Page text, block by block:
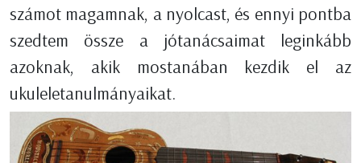
számot magamnak, a nyolcast, és ennyi pontba
szedtem össze a jótanácsaimat leginkább
azoknak, akik mostanában kezdik el az
ukuleletanulmányaikat.